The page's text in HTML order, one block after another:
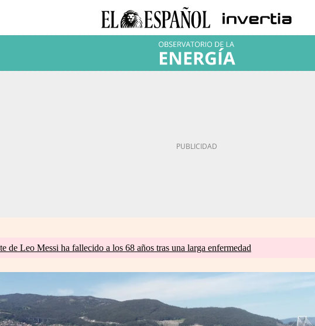
de Leo Messi ha fallecido a los 68 años tras una larga enfermedad